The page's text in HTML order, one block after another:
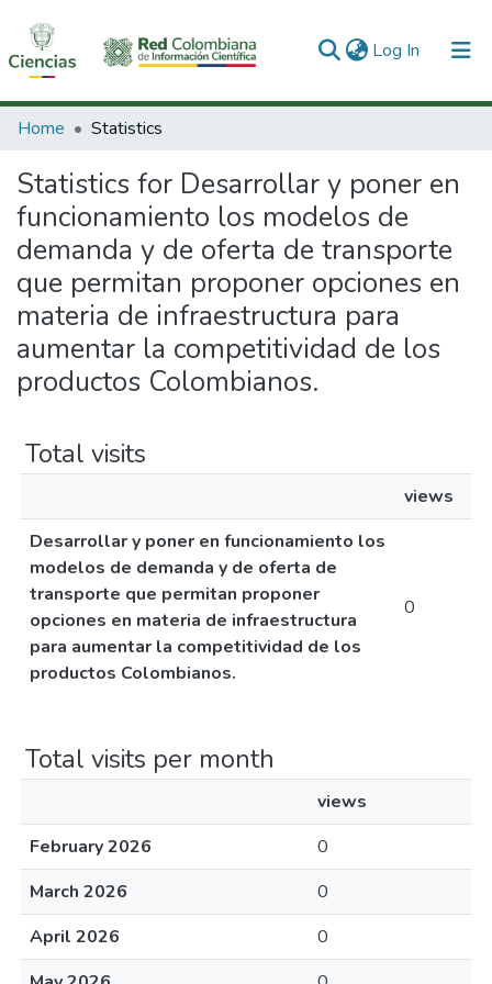
Log In (current)
Communities & Collections
All of DSpace
Home Statistics
Statistics for Desarrollar y poner en
funcionamiento los modelos de
demanda y de oferta de transporte
que permitan proponer opciones en
materia de infraestructura para
aumentar la competitividad de los
productos Colombianos.
Total visits
views
Desarrollar y poner en funcionamiento los
modelos de demanda y de oferta de
transporte que permitan proponer
opciones en materia de infraestructura
para aumentar la competitividad de los
productos Colombianos.
0
Total visits per month
views
February 2026
0
March 2026
0
April 2026
0